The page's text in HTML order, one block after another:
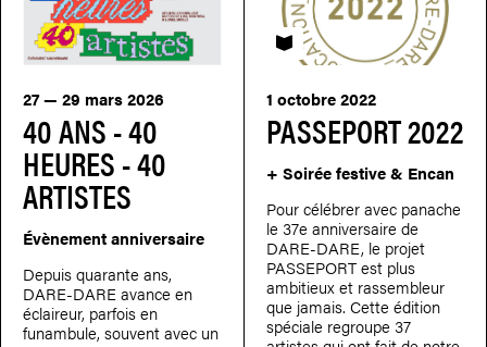
40 ANS - 40
HEURES - 40
ARTISTES
27 — 29 mars 2026
Évènement anniversaire
Depuis quarante ans,
DARE-DARE avance en
éclaireur, parfois en
funambule, souvent avec un
PASSEPORT 2022
1 octobre 2022
PASSEPORT
+ Soirée festive & Encan
Pour célébrer avec panache
le 37e anniversaire de
DARE-DARE, le projet
PASSEPORT est plus
ambitieux et rassembleur
que jamais. Cette édition
spéciale regroupe 37